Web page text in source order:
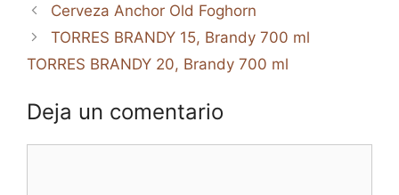
Cerveza Anchor Old Foghorn
TORRES BRANDY 15, Brandy 700 ml
TORRES BRANDY 20, Brandy 700 ml
Deja un comentario